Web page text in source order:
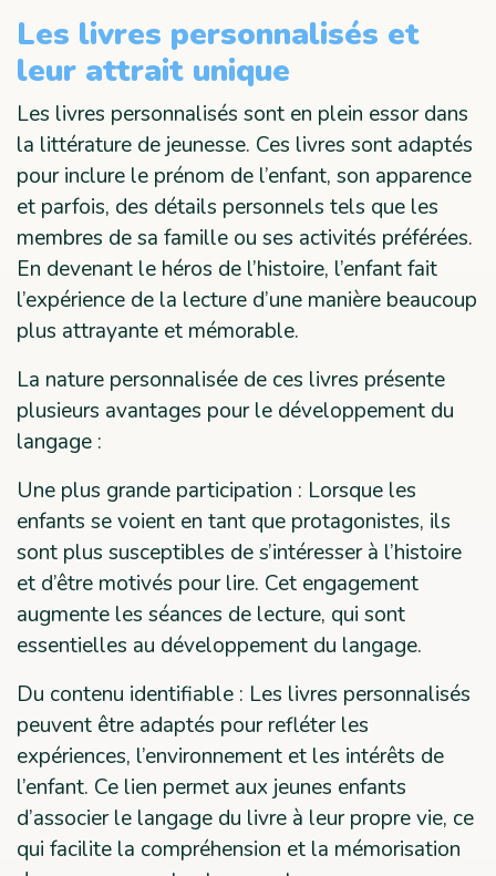
Les livres personnalisés et
leur attrait unique
Les livres personnalisés sont en plein essor dans
la littérature de jeunesse. Ces livres sont adaptés
pour inclure le prénom de l’enfant, son apparence
et parfois, des détails personnels tels que les
membres de sa famille ou ses activités préférées.
En devenant le héros de l’histoire, l’enfant fait
l’expérience de la lecture d’une manière beaucoup
plus attrayante et mémorable.
La nature personnalisée de ces livres présente
plusieurs avantages pour le développement du
langage :
Une plus grande participation : Lorsque les
enfants se voient en tant que protagonistes, ils
sont plus susceptibles de s’intéresser à l’histoire
et d’être motivés pour lire. Cet engagement
augmente les séances de lecture, qui sont
essentielles au développement du langage.
Du contenu identifiable : Les livres personnalisés
peuvent être adaptés pour refléter les
expériences, l’environnement et les intérêts de
l’enfant. Ce lien permet aux jeunes enfants
d’associer le langage du livre à leur propre vie, ce
qui facilite la compréhension et la mémorisation